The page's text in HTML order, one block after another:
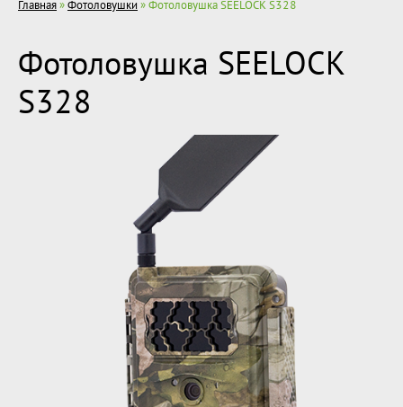
Главная » Фотоловушки » Фотоловушка SEELOCK S328
Фотоловушка SEELOCK
S328